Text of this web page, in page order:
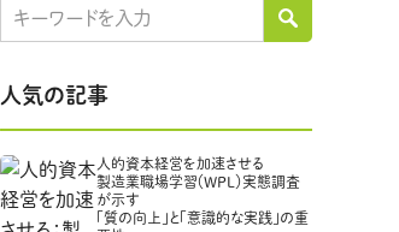
人気の記事
人的資本経営を加速させる
製造業職場学習（WPL）実態調査
が示す
「質の向上」と「意識的な実践」の重